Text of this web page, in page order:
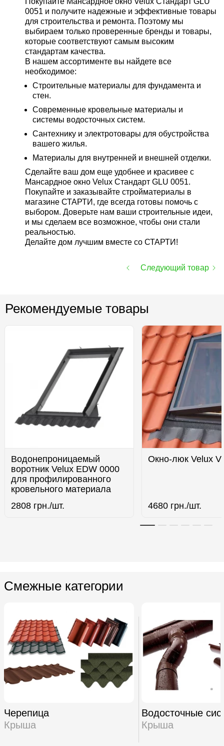
0051 и получите надежные и эффективные товары
для строительства и ремонта. Поэтому мы
выбираем только проверенные бренды и товары,
которые соответствуют самым высоким
стандартам качества.
В нашем ассортименте вы найдете все
необходимое:
Строительные материалы для фундамента и
стен.
Современные кровельные материалы и
системы водосточных систем.
Сантехнику и электротовары для обустройства
вашего жилья.
Материалы для внутренней и внешней отделки.
Сделайте ваш дом еще удобнее и красивее с
Мансардное окно Velux Стандарт GLU 0051.
Покупайте и заказывайте стройматериалы в
магазине СТАРТИ, где всегда готовы помочь с
выбором. Доверьте нам ваши строительные идеи,
и мы сделаем все возможное, чтобы они стали
реальностью.
Делайте дом лучшим вместе со СТАРТИ!
Следующий товар
Рекомендуемые товары
Водонепроницаемый
воротник Velux EDW 0000
для профилированного
кровельного материала
2808 грн./шт.
Окно-люк Velux
4680 грн./шт.
Смежные категории
Черепица
Крыша
Водосточные
Крыша